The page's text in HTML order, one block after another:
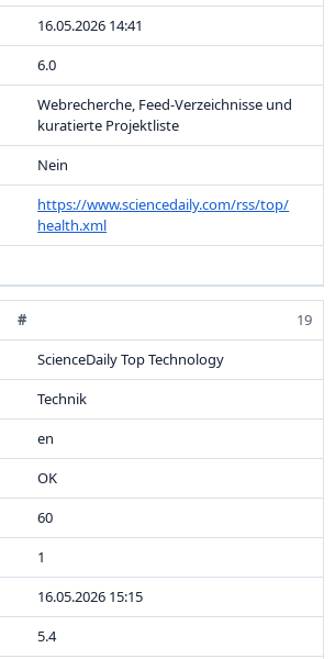
16.05.2026 14:41
6.0
Webrecherche, Feed-Verzeichnisse und
kuratierte Projektliste
Nein
https://www.sciencedaily.com/rss/top/
health.xml
19
ScienceDaily Top Technology
Technik
en
OK
60
1
16.05.2026 15:15
5.4